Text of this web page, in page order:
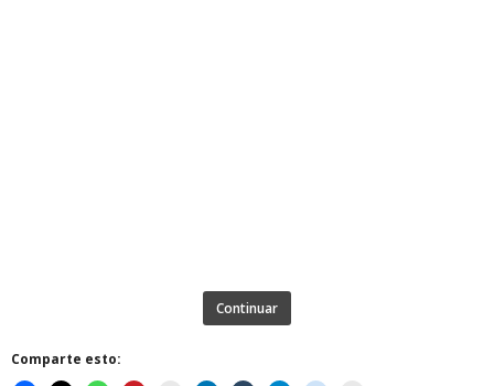
Continuar
Comparte esto: